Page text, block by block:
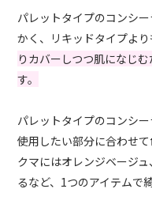
パレットタイプのコンシ
かく、リキッドタイプより
りカバーしつつ肌になじ
す。
パレットタイプのコンシ
使用したい部分に合わせ
クマにはオレンジベージ
るなど、1つのアイテムで